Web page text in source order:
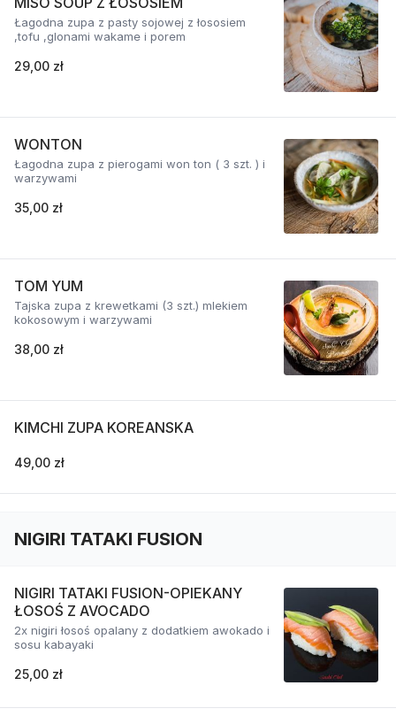
Łagodna zupa z pasty sojowej z łososiem
,tofu ,glonami wakame i porem
29,00 zł
WONTON
Łagodna zupa z pierogami won ton ( 3 szt. ) i
warzywami
35,00 zł
TOM YUM
Tajska zupa z krewetkami (3 szt.) mlekiem
kokosowym i warzywami
38,00 zł
KIMCHI ZUPA KOREANSKA
49,00 zł
NIGIRI TATAKI FUSION
NIGIRI TATAKI FUSION-OPIEKANY
ŁOSOŚ Z AVOCADO
2x nigiri łosoś opalany z dodatkiem awokado i
sosu kabayaki
25,00 zł